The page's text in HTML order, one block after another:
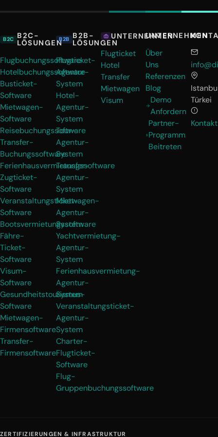
B2C B2C-
LÖSUNGEN
Flugbuchungssoftware
Hotelbuchungssoftware
Busticket-
Software
Mietwagen-
Software
Reisebuchungssoftware
Transfer-
Buchungssoftware
Ferienhausvermietungssoftware
Zugticket-
Software
Veranstaltungsticket-
Software
Bootsvermietungssoftware
Fähre-
Ticket-
Software
Visum-
Software
Gesundheitstourismus-
Software
Mietwagen-
Firmensoftware
Transfer-
Firmensoftware
B2B B2B-
LÖSUNGEN
Flugticket-
Agentur-
System
Hotel-
Agentur-
System
Tour-
Agentur-
System
Transfer-
Agentur-
System
Mietwagen-
Agentur-
System
Yachtvermietung-
Agentur-
System
Ferienhausvermietung-
Agentur-
System
Veranstaltungsticket-
Agentur-
System
Charter-
Flugticket-
Software
Flug-
Gruppenbuchungssoftware
UNTERNEHMEN
Flugticket
Hotel
Transfer
Mietwagen
Visum
UNTERNEHMEN
Über
Uns
Referenzen
Blog
Demo
Anfordern
Partner-
Programm
Beitreten
Türkei
Kontakt
ZERTIFIZIERUNGEN & INFRASTRUKTUR